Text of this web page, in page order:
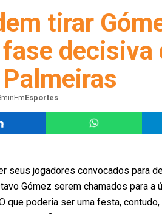
tirar
decisiva
EmEsportes
seus jogadores convocados para
Gómez serem chamados para a
que poderia ser uma festa,